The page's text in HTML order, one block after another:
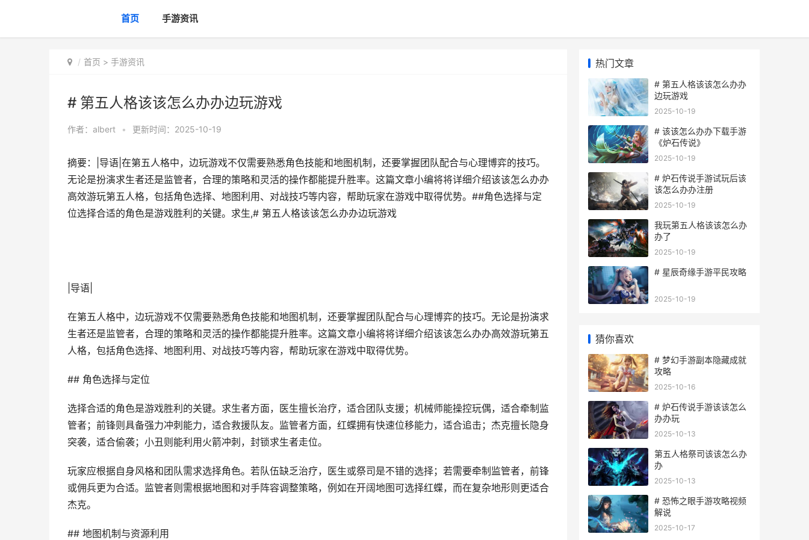
首页 手游资讯
首页 > 手游资讯
# 第五人格该该怎么办办边玩游戏
作者： albert • 更新时间：2025-10-19
摘要：|导语|在第五人格中，边玩游戏不仅需要熟悉角色技能和地图机制，还要掌握团队配合与心理博弈的技巧。
无论是扮演求生者还是监管者，合理的策略和灵活的操作都能提升胜率。这篇文章小编将将详细介绍该该怎么办办
高效游玩第五人格，包括角色选择、地图利用、对战技巧等内容，帮助玩家在游戏中取得优势。##角色选择与定
位选择合适的角色是游戏胜利的关键。求生,# 第五人格该该怎么办办边玩游戏
|导语|
在第五人格中，边玩游戏不仅需要熟悉角色技能和地图机制，还要掌握团队配合与心理博弈的技巧。无论是扮演求
生者还是监管者，合理的策略和灵活的操作都能提升胜率。这篇文章小编将将详细介绍该该怎么办办高效游玩第五
人格，包括角色选择、地图利用、对战技巧等内容，帮助玩家在游戏中取得优势。
## 角色选择与定位
选择合适的角色是游戏胜利的关键。求生者方面，医生擅长治疗，适合团队支援；机械师能操控玩偶，适合牵制监
管者；前锋则具备强力冲刺能力，适合救援队友。监管者方面，红蝶拥有快速位移能力，适合追击；杰克擅长隐身
突袭，适合偷袭；小丑则能利用火箭冲刺，封锁求生者走位。
玩家应根据自身风格和团队需求选择角色。若队伍缺乏治疗，医生或祭司是不错的选择；若需要牵制监管者，前锋
或佣兵更为合适。监管者则需根据地图和对手阵容调整策略，例如在开阔地图可选择红蝶，而在复杂地形则更适合
杰克。
## 地图机制与资源利用
热门文章
# 第五人格该该怎么办办
边玩游戏
2025-10-19
# 该该怎么办办下载手游
《炉石传说》
2025-10-19
# 炉石传说手游试玩后该
该怎么办办注册
2025-10-19
我玩第五人格该该怎么办
办了
2025-10-19
# 星辰奇缘手游平民攻略
2025-10-19
猜你喜欢
# 梦幻手游副本隐藏成就
攻略
2025-10-16
# 炉石传说手游该该怎么
办办玩
2025-10-13
第五人格祭司该该怎么办
办
2025-10-13
# 恐怖之眼手游攻略视频
解说
2025-10-17